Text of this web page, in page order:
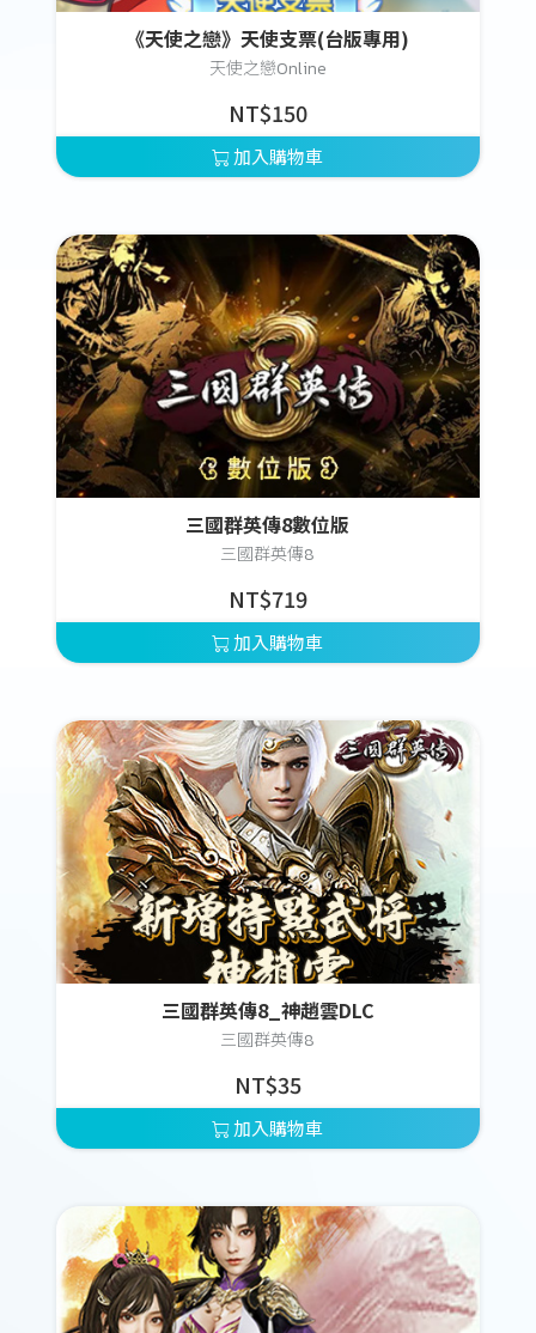
《天使之戀》天使支票(台版專用)
天使之戀Online
NT$150
加入購物車
三國群英傳8數位版
三國群英傳8
NT$719
加入購物車
三國群英傳8_神趙雲DLC
三國群英傳8
NT$35
加入購物車